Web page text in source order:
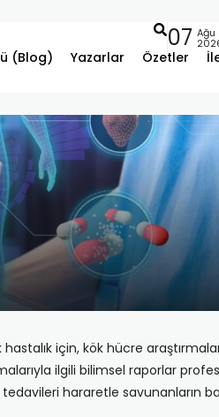
(Blog) Yazarlar Özetler
07 Ağu
için, kök hücre
ilgili bilimsel raporlar
tedavileri hararetle